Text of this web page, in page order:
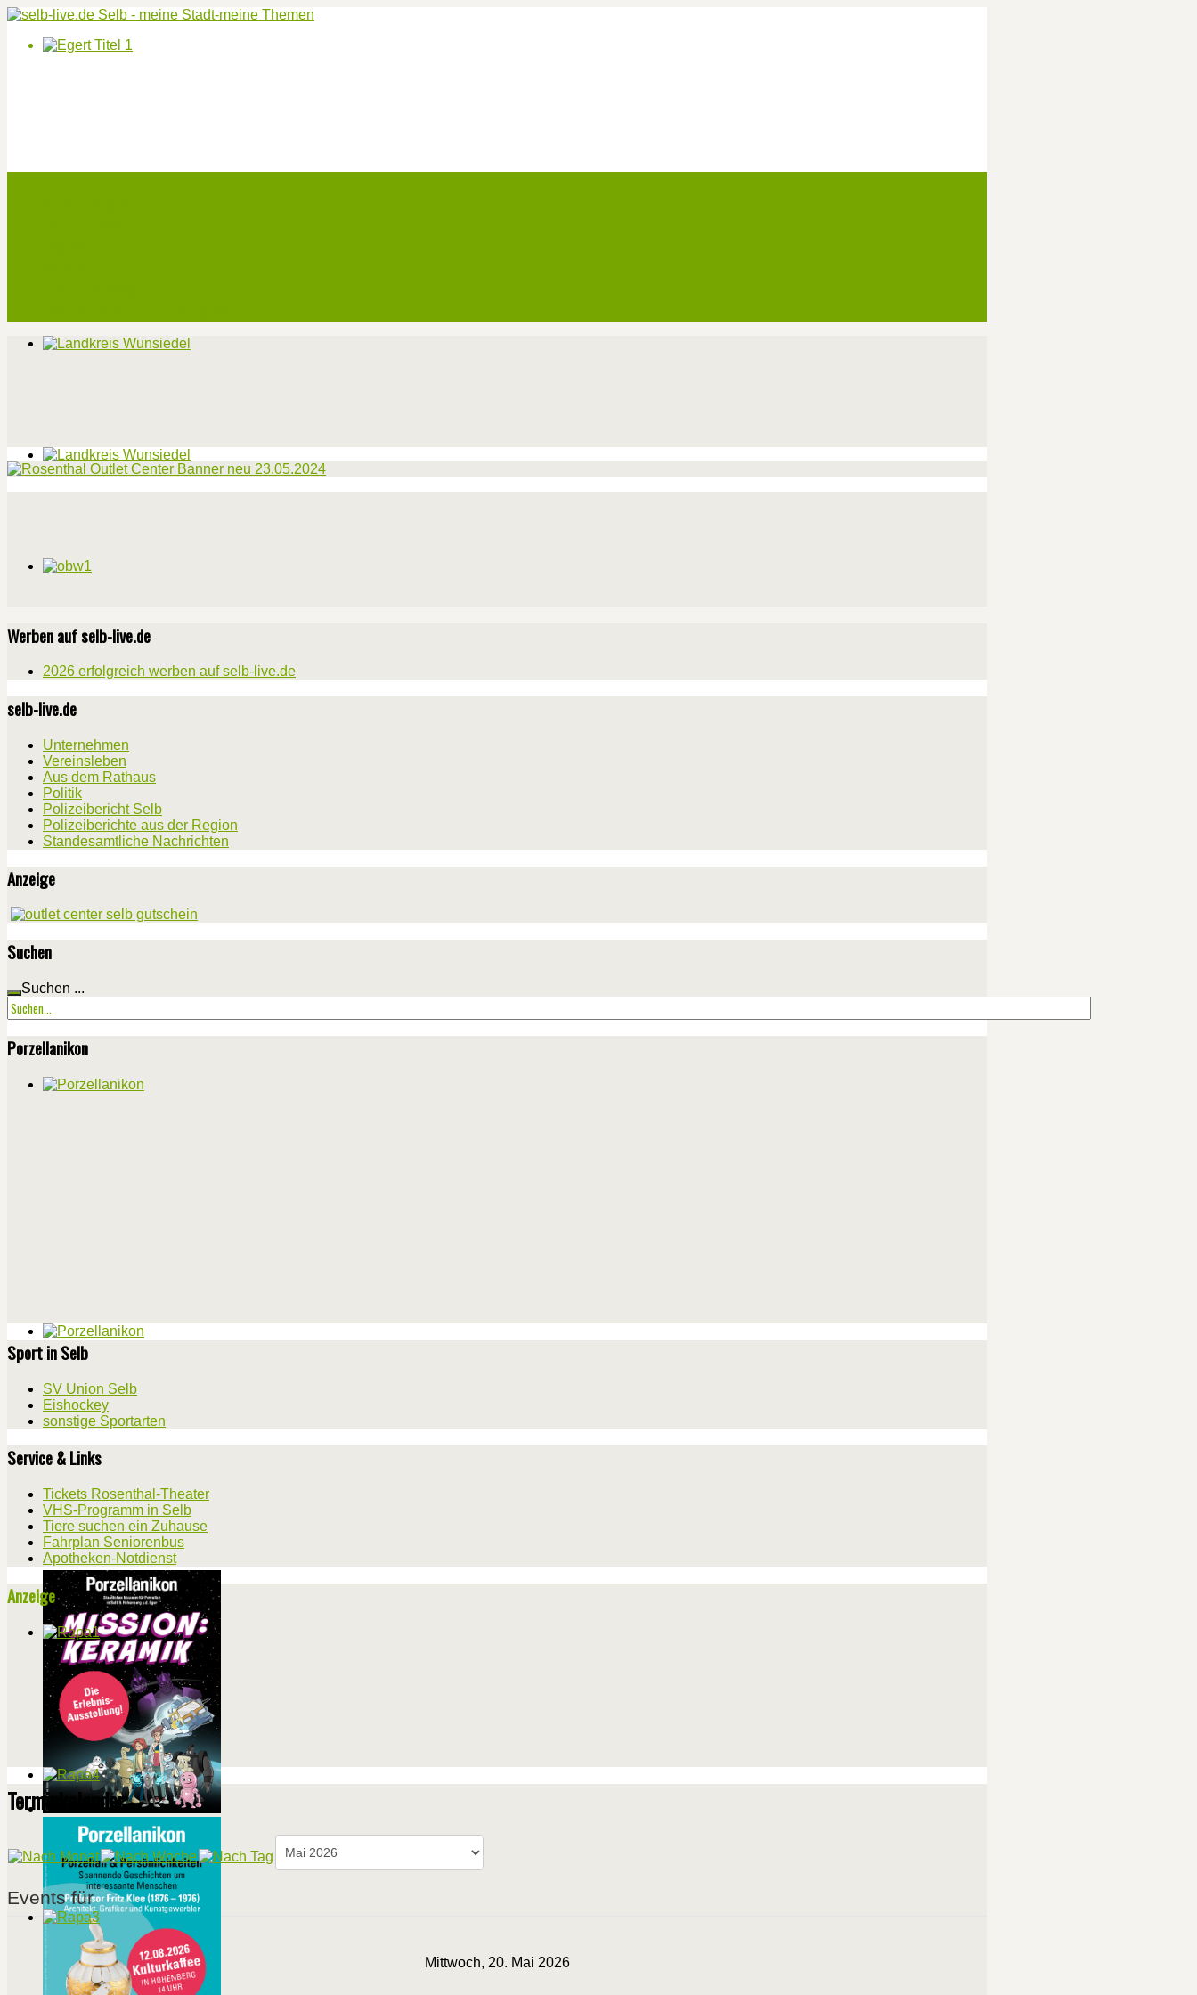
Werben auf selb-live.de
2026 erfolgreich werben auf selb-live.de
selb-live.de
Unternehmen
Vereinsleben
Aus dem Rathaus
Politik
Polizeibericht Selb
Polizeiberichte aus der Region
Standesamtliche Nachrichten
Anzeige
Suchen
Suchen ...
Porzellanikon
Sport in Selb
SV Union Selb
Eishockey
sonstige Sportarten
Service & Links
Tickets Rosenthal-Theater
VHS-Programm in Selb
Tiere suchen ein Zuhause
Fahrplan Seniorenbus
Apotheken-Notdienst
Anzeige
Terminkalender
Events für
Mittwoch, 20. Mai 2026